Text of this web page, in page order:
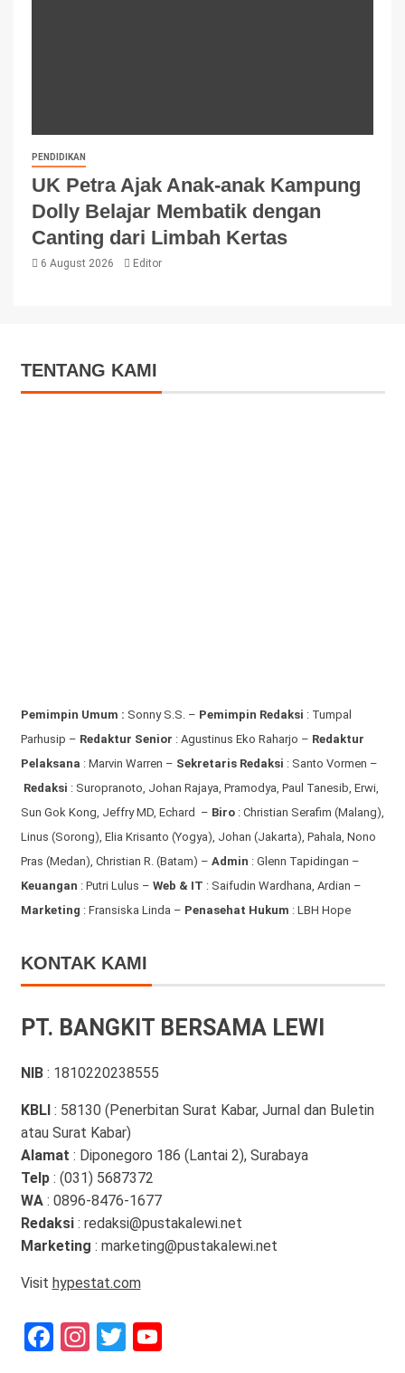
PENDIDIKAN
UK Petra Ajak Anak-anak Kampung
Dolly Belajar Membatik dengan
Canting dari Limbah Kertas
6 August 2026 Editor
TENTANG KAMI
Pemimpin Umum : Sonny S.S. – Pemimpin Redaksi : Tumpal
Parhusip – Redaktur Senior : Agustinus Eko Raharjo – Redaktur
Pelaksana : Marvin Warren – Sekretaris Redaksi : Santo Vormen –
Redaksi : Suropranoto, Johan Rajaya, Pramodya, Paul Tanesib, Erwi,
Sun Gok Kong, Jeffry MD, Echard – Biro: Christian Serafim (Malang),
Linus (Sorong), Elia Krisanto (Yogya), Johan (Jakarta), Pahala, Nono
Pras (Medan), Christian R. (Batam) – Admin : Glenn Tapidingan –
Keuangan : Putri Lulus – Web & IT : Saifudin Wardhana, Ardian –
Marketing : Fransiska Linda – Penasehat Hukum : LBH Hope
KONTAK KAMI
PT. BANGKIT BERSAMA LEWI
NIB : 1810220238555
KBLI : 58130 (Penerbitan Surat Kabar, Jurnal dan Buletin
atau Surat Kabar)
Alamat : Diponegoro 186 (Lantai 2), Surabaya
Telp: (031) 5687372
WA: 0896-8476-1677
Redaksi: redaksi@pustakalewi.net
Marketing : marketing@pustakalewi.net
Visit hypestat.com
Facebook
Instagram
TwitterYouTube